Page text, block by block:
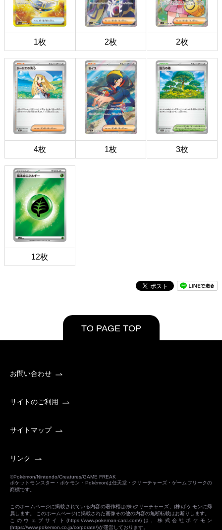
1枚 2枚 2枚
4枚 1枚 3枚
12枚
TO PAGE TOP
お問い合わせ
サイトのご利用
サイトマップ
リンク
©Pokémon/Nintendo/Creatures/GAME FREAK
ポケットモンスター・ポケモン・Pokémonは任天堂・クリーチャーズ・ゲームフリークの
商標です。
このホームページに掲載されている内容の著作権は(株)クリーチャーズ、(株)ポケモンに帰
属します。 このホームページに掲載された画像その他の内容の無断転載はお断りします。
このウェブサイト(https://www.pokemon-card.com/)は、株式会社ポケモン
(https://www.pokemon.co.jp/corporate/)が運営しております。